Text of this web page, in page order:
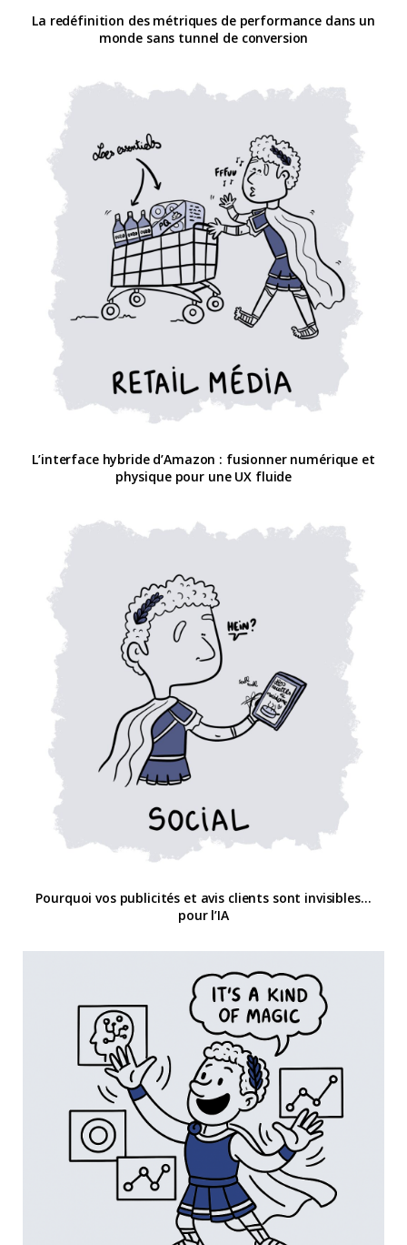
La redéfinition des métriques de performance dans un
monde sans tunnel de conversion
L’interface hybride d’Amazon : fusionner numérique et
physique pour une UX fluide
Pourquoi vos publicités et avis clients sont invisibles…
pour l’IA